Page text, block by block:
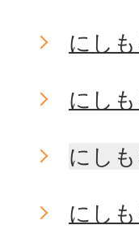
にし
にし
にし
にし